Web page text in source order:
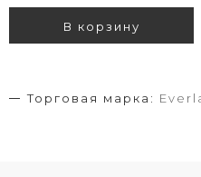
В корзину
Торговая марка: